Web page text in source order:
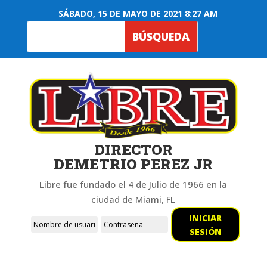
SÁBADO, 15 DE MAYO DE 2021 8:27 AM
DIRECTOR
DEMETRIO PEREZ JR
Libre fue fundado el 4 de Julio de 1966 en la
ciudad de Miami, FL
INICIAR
SESIÓN